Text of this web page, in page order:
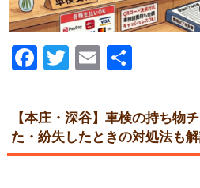
Facebook
TwitterEmail
【本庄・深谷】車検の持ち物
た・紛失したときの対処法も